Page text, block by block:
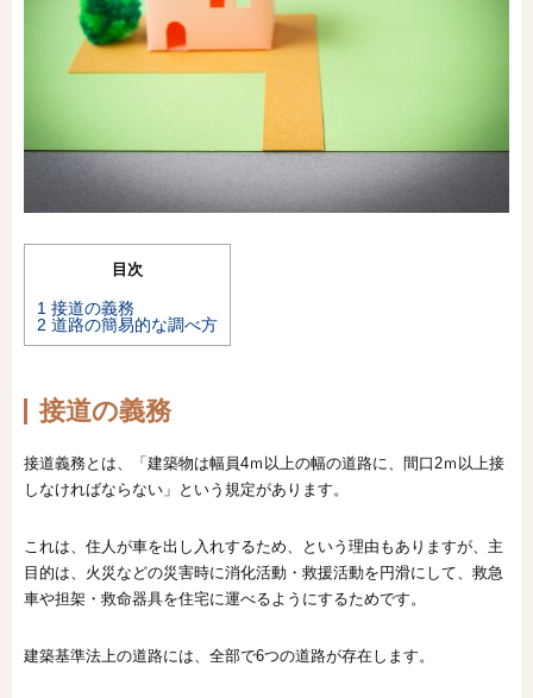
目次
1 接道の義務
2 道路の簡易的な調べ方
接道の義務
接道義務とは、「建築物は幅員4ｍ以上の幅の道路に、間口2ｍ以上接
しなければならない」という規定があります。
これは、住人が車を出し入れするため、という理由もありますが、主
目的は、火災などの災害時に消化活動・救援活動を円滑にして、救急
車や担架・救命器具を住宅に運べるようにするためです。
建築基準法上の道路には、全部で6つの道路が存在します。